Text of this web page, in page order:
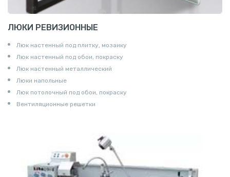
ЛЮКИ РЕВИЗИОННЫЕ
Люк настенный под плитку, мозаику
Люк настенный под обои, покраску
Люк настенный металлический
Люки напольные
Люк потолочный под обои, покраску
Вентиляционные решетки